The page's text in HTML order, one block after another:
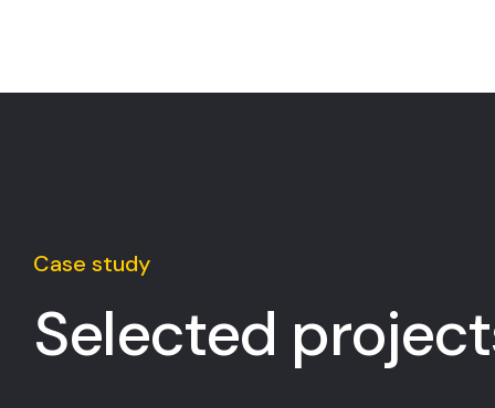
Case study
Selected